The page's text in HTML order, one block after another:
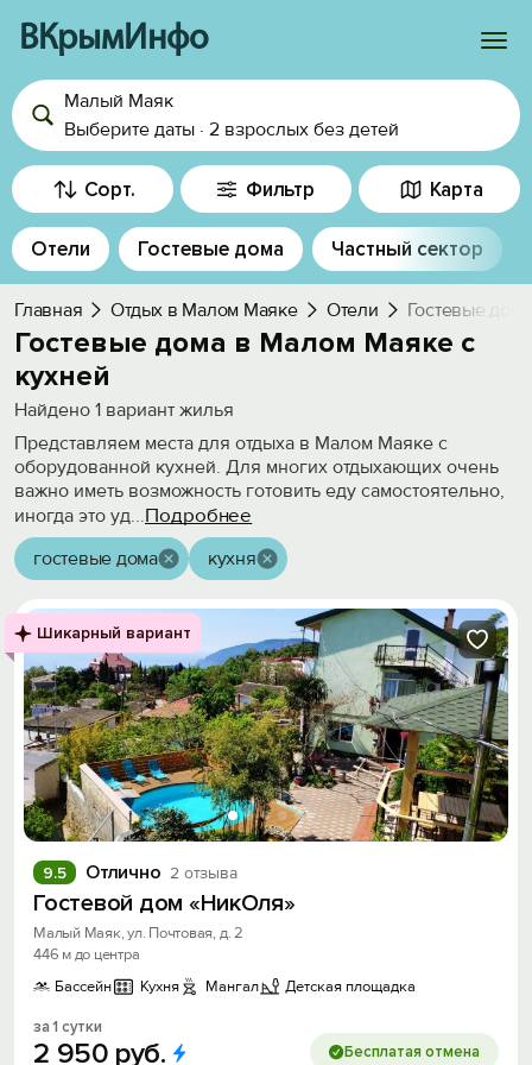
ВКрымИнфо
Войти
Избранное
История просмотра
Добавить свой объект
Малый Маяк
Выберите даты · 2 взрослых без детей
Сорт. Фильтр Карта
Отели Гостевые дома Частный сектор
Главная Отдых в Малом Маяке Отели Гостевые
Гостевые дома в Малом Маяке с
кухней
Найдено 1 вариант жилья
Представляем места для отдыха в Малом Маяке с
оборудованной кухней. Для многих отдыхающих очень
важно иметь возможность готовить еду самостоятельно,
иногда это уд...Подробнее
гостевые дома кухня
Шикарный вариант
Отлично 2 отзыва
9.5
Гостевой дом «НикОля»
Малый Маяк, ул. Почтовая, д. 2
446 м до центра
Бассейн
Кухня Мангал Детская площадка
за 1 сутки
2 950 руб. Бесплатая отмена